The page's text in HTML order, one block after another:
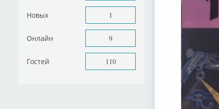
Новых 1
Онлайн 9
Гостей 110